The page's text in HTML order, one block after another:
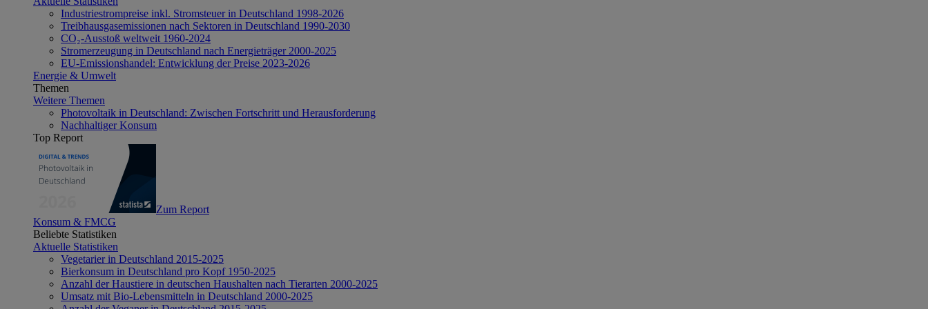
Industriestrompreise inkl. Stromsteuer in Deutschland 1998-2026
Treibhausgasemissionen nach Sektoren in Deutschland 1990-2030
CO₂-Ausstoß weltweit 1960-2024
Stromerzeugung in Deutschland nach Energieträger 2000-2025
EU-Emissionshandel: Entwicklung der Preise 2023-2026
Energie & Umwelt
Themen
Weitere Themen
Photovoltaik in Deutschland: Zwischen Fortschritt und Herausforderung
Nachhaltiger Konsum
Top Report
Zum Report
Konsum & FMCG
Beliebte Statistiken
Aktuelle Statistiken
Vegetarier in Deutschland 2015-2025
Bierkonsum in Deutschland pro Kopf 1950-2025
Anzahl der Haustiere in deutschen Haushalten nach Tierarten 2000-2025
Umsatz mit Bio-Lebensmitteln in Deutschland 2000-2025